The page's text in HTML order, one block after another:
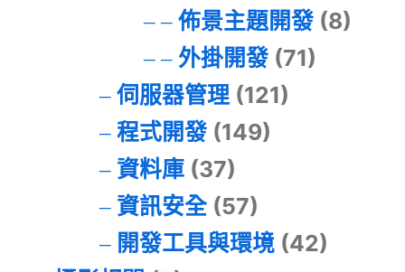
佈景主題開發(8)
外掛開發(71)
伺服器管理(121)
程式開發(149)
資料庫(37)
資訊安全(57)
開發工具與環境(42)